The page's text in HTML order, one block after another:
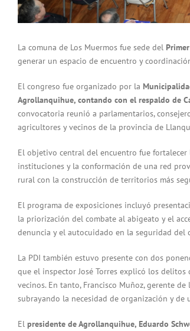
La comuna de Los Muermos fue sede del
generar un espacio de encuentro y
El congreso fue organizado por la
Agrollanquihue, contando con el respaldo de
convocatoria reunió a parlamentarios,
agricultores y vecinos de la provincia de
El objetivo central del encuentro fue
instituciones y la conformación de una red
rural con la construcción de territorios más
El programa de exposiciones incluyó
la priorización del combate al abigeato y el
denuncia y el autocuidado en la seguridad del
La PDI también estuvo presente con dos
que el inspector José Torres explicó los
vecinos. En tanto, Francisco Muñoz, gerente
subrayando la necesidad de organización y
El presidente de Agrollanquihue, Eduardo